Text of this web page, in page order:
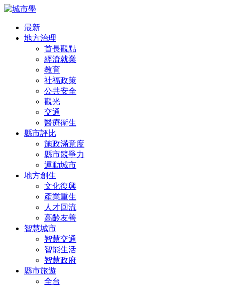
最新
地方治理
首長觀點
經濟就業
教育
社福政策
公共安全
觀光
交通
醫療衛生
縣市評比
施政滿意度
縣市競爭力
運動城市
地方創生
文化復興
產業重生
人才回流
高齡友善
智慧城市
智慧交通
智能生活
智慧政府
縣市旅遊
全台